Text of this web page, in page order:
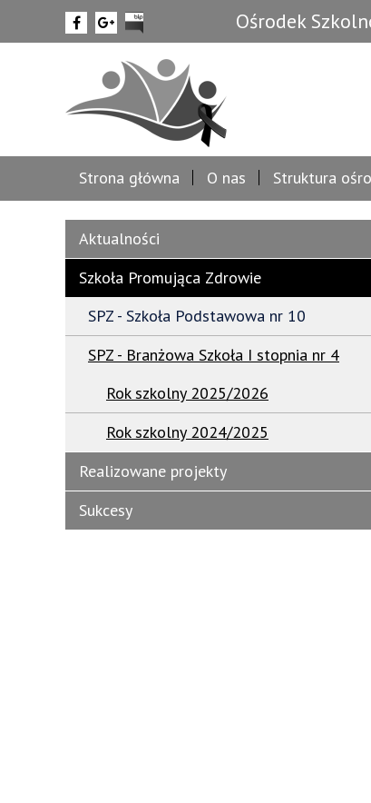
Ośrodek
Strona główna O nas Struktura
Aktualności
Szkoła Promująca Zdrowie
SPZ - Szkoła Podstawowa nr 10
SPZ - Branżowa Szkoła I stopnia nr 4
Rok szkolny 2025/2026
Rok szkolny 2024/2025
Realizowane projekty
Sukcesy